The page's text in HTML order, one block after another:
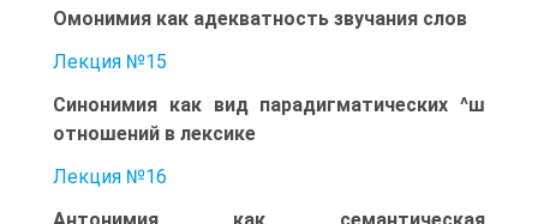
Омонимия как адекватность звучания слов
Лекция №15
Синонимия как вид парадигматических ^ш
отношений в лексике
Лекция №16